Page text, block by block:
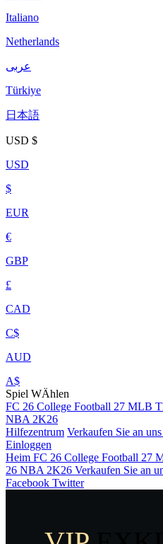
Italiano
Netherlands
عربى
Türkiye
日本語
USD $
USD
$
EUR
€
GBP
£
CAD
C$
AUD
A$
Spiel WÄhlen
FC 26 College Football 27 MLB
NBA 2K26
Hilfezentrum Verkaufen Sie an uns
Einloggen
Heim FC 26 College Football 27
26 NBA 2K26 Verkaufen Sie an
Facebook Twitter